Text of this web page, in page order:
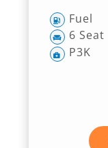
Fuel
6 Seat
P3K